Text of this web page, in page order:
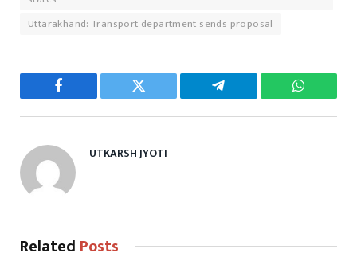
Uttarakhand: Transport department sends proposal
Facebook Twitter Telegram
UTKARSH JYOTI
Related Posts